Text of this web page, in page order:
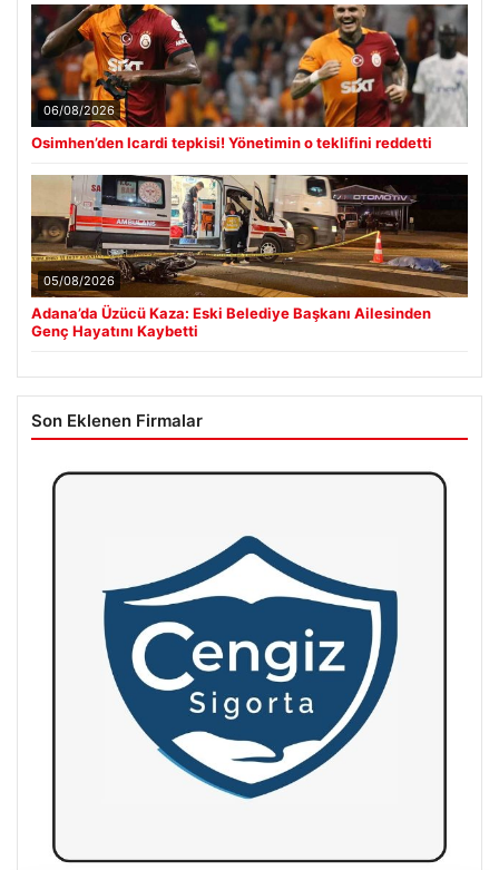
06/08/2026
Osimhen’den Icardi tepkisi! Yönetimin o teklifini reddetti
05/08/2026
Adana’da Üzücü Kaza: Eski Belediye Başkanı Ailesinden
Genç Hayatını Kaybetti
Son Eklenen Firmalar